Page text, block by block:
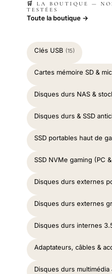
🛒 LA BOUTIQUE —
TESTÉES
Toute la boutique →
Clés USB (15)
Cartes mémoire SD &
Disques durs NAS &
Disques durs & SSD
SSD portables haut de
SSD NVMe gaming (PC
Disques durs externes
Disques durs externes
Disques durs internes
Adaptateurs, câbles &
Disques durs multimédia